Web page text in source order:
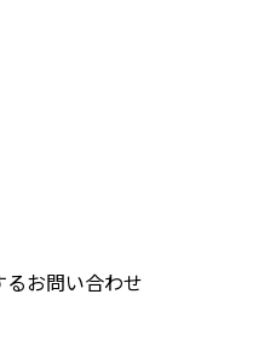
お問い合わせ